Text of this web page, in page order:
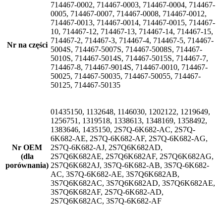
Nr na części
714467-0002, 714467-0003, 714467-0004, 714467-
0005, 714467-0007, 714467-0008, 714467-0012,
714467-0013, 714467-0014, 714467-0015, 714467-
10, 714467-12, 714467-13, 714467-14, 714467-15,
714467-2, 714467-3, 714467-4, 714467-5, 714467-
5004S, 714467-5007S, 714467-5008S, 714467-
5010S, 714467-5014S, 714467-5015S, 714467-7,
714467-8, 714467-9014S, 714467-0010, 714467-
50025, 714467-50035, 714467-50055, 714467-
50125, 714467-50135
Nr OEM
(dla
porównania)
01435150, 1132648, 1146030, 1202122, 1219649,
1256751, 1319518, 1338613, 1348169, 1358492,
1383646, 1435150, 2S7Q-6K682-AC, 2S7Q-
6K682-AE, 2S7Q-6K682-AF, 2S7Q-6K682-AG,
2S7Q-6K682-AJ, 2S7Q6K682AD,
2S7Q6K682AE, 2S7Q6K682AF, 2S7Q6K682AG,
2S7Q6K682AJ, 3S7Q-6K682-AB, 3S7Q-6K682-
AC, 3S7Q-6K682-AE, 3S7Q6K682AB,
3S7Q6K682AC, 3S7Q6K682AD, 3S7Q6K682AE,
3S7Q6K682AF, 2S7Q-6K682-AD,
2S7Q6K682AC, 3S7Q-6K682-AF